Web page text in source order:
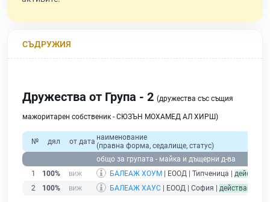
СЪДРУЖИЯ
Дружества от Група - 2 (дружества със същия
мажоритарен собственик - СЮЗЪН МОХАМЕД АЛ ХИРШ)
№ дял от дата наименование
(правна форма, седалище, статус)
общо за групата - майка и дъщерни д-ва
1
100% БАЛЕАЖ ХОУМ | ЕООД | Типченица | действащ
2
100% БАЛЕАЖ ХАУС | ЕООД | София | действащ